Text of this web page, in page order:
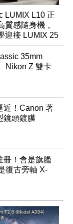
LUMIX L10 正
質感隨身機，
迎接 LUMIX 25
35mm
Nikon Z 雙卡
近！Canon 著
鏡頭鍍膜
冊！會是旗艦
復古旁軸 X-